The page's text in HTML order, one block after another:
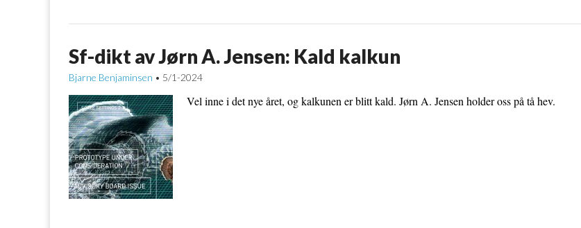
Sf-dikt av Jørn A. Jensen: Kald kalkun
Bjarne Benjaminsen • 5/1-2024
Vel inne i det nye året, og kalkunen er blitt kald. Jørn A. Jensen holder oss på tå hev.